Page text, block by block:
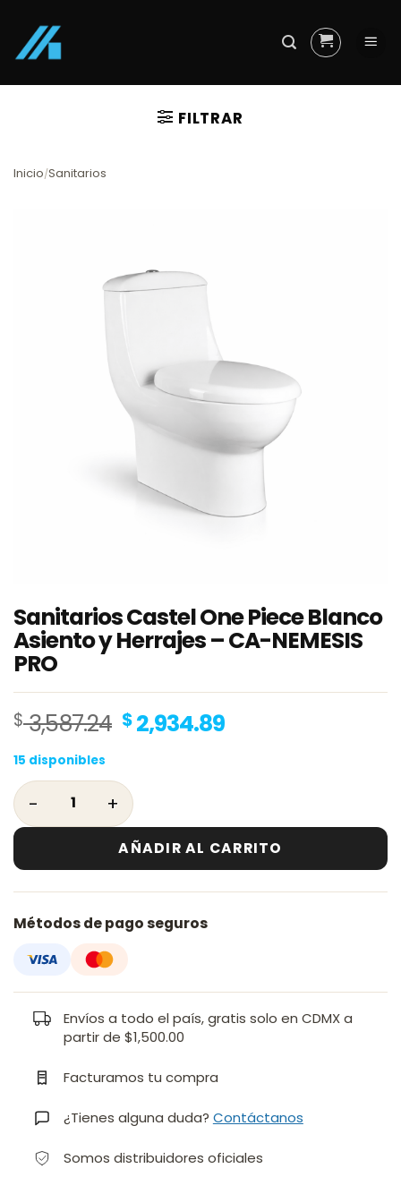
content
FILTRAR
Inicio/Sanitarios
Sanitarios Castel One Piece Blanco
Asiento y Herrajes – CA-NEMESIS
PRO
$3,587.24 Original
$ 3,587.24.
$2,934.89Current
15 disponibles
Sanitarios Castel One Piece Blanco Asiento
AÑADIR AL CARRITO
Métodos de pago seguros
Envíos a todo el país, gratis solo en CDMX a
partir de $1,500.00
Facturamos tu compra
¿Tienes alguna duda? Contáctanos
Somos distribuidores oficiales